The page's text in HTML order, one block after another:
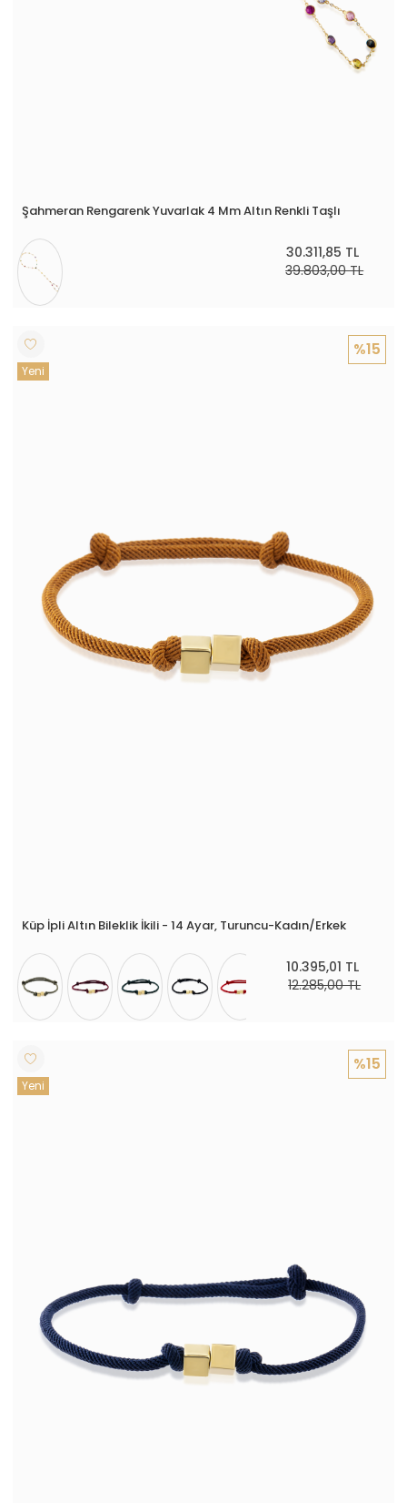
Şahmeran Rengarenk Yuvarlak 4 Mm Altın Renkli Taşlı
30.311,85 TL
39.803,00 TL
Küp İpli Altın Bileklik İkili - 14 Ayar, Turuncu-Kadın/Erkek
10.395,01 TL
12.285,00 TL
%15
Yeni
%15
Yeni